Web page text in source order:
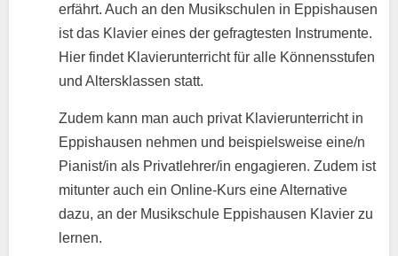
erfährt. Auch an den Musikschulen in Eppishausen
ist das Klavier eines der gefragtesten Instrumente.
Hier findet Klavierunterricht für alle Könnensstufen
und Altersklassen statt.
Zudem kann man auch privat Klavierunterricht in
Eppishausen nehmen und beispielsweise eine/n
Pianist/in als Privatlehrer/in engagieren. Zudem ist
mitunter auch ein Online-Kurs eine Alternative
dazu, an der Musikschule Eppishausen Klavier zu
lernen.